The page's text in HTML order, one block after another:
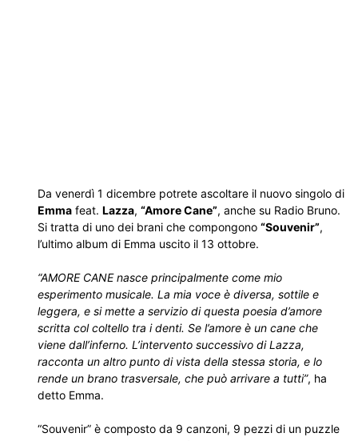
Da venerdì 1 dicembre potrete ascoltare il nuovo singolo di
Emma feat. Lazza, “Amore Cane”, anche su Radio Bruno.
Si tratta di uno dei brani che compongono “Souvenir”,
l’ultimo album di Emma uscito il 13 ottobre.
“AMORE CANE nasce principalmente come mio
esperimento musicale. La mia voce è diversa, sottile e
leggera, e si mette a servizio di questa poesia d’amore
scritta col coltello tra i denti. Se l’amore è un cane che
viene dall’inferno. L’intervento successivo di Lazza,
racconta un altro punto di vista della stessa storia, e lo
rende un brano trasversale, che può arrivare a tutti”, ha
detto Emma.
“Souvenir” è composto da 9 canzoni, 9 pezzi di un puzzle